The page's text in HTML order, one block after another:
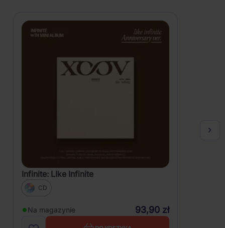
Infinite: LIke Infinite
CD
Na magazynie 93,90 zł